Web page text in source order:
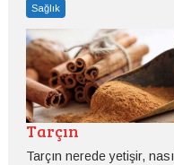
Sağlık
Tarçın
Tarçın nerede yetişir, nasıl